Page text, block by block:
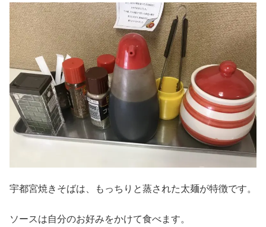
宇都宮焼きそばは、もっちりと蒸された太麺が特徴です。
ソースは自分のお好みをかけて食べます。